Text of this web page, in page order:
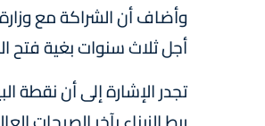
وأضاف أن الشراكة مع
أجل ثلاث سنوات بغية فتح
تجدر الإشارة إلى أن نقطة